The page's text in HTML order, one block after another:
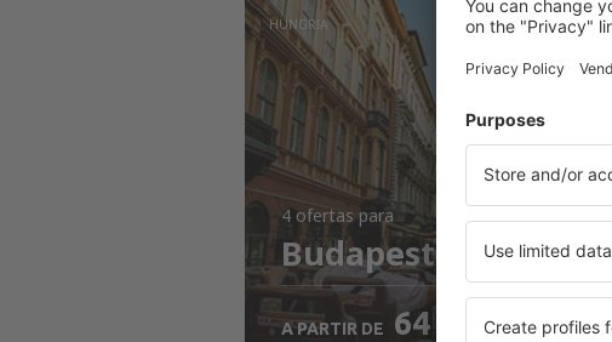
HUNGRIA
4 ofertaspara
Budapeste
A PARTIR DE 64